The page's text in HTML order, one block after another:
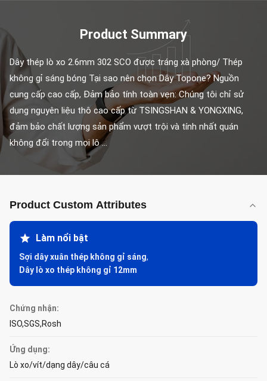
Product Summary
Dây thép lò xo 2.6mm 302 SCO được tráng xà phòng/ Thép
không gỉ sáng bóng Tại sao nên chọn Dây Topone? Nguồn
cung cấp cao cấp, Đảm bảo tính toàn vẹn: Chúng tôi chỉ sử
dụng nguyên liệu thô cao cấp từ TSINGSHAN & YONGXING,
đảm bảo chất lượng sản phẩm vượt trội và tính nhất quán
không đổi trong mọi lô ...
Product Custom Attributes
Làm nổi bật
Sợi dây xuân thép không gỉ sáng,
Dây lò xo thép không gỉ 12mm
Chứng nhận:
ISO,SGS,Rosh
Ứng dụng:
Lò xo/vít/dạng dây/câu cá